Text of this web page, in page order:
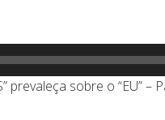
sobre o “EU” –